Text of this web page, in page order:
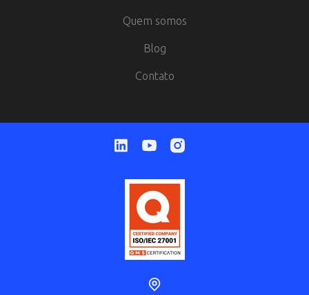
Quem somos
Blog
Contato